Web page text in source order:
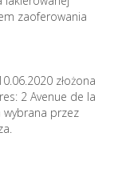
zaoferowania
złożona
2 Avenue de la
wybrana przez